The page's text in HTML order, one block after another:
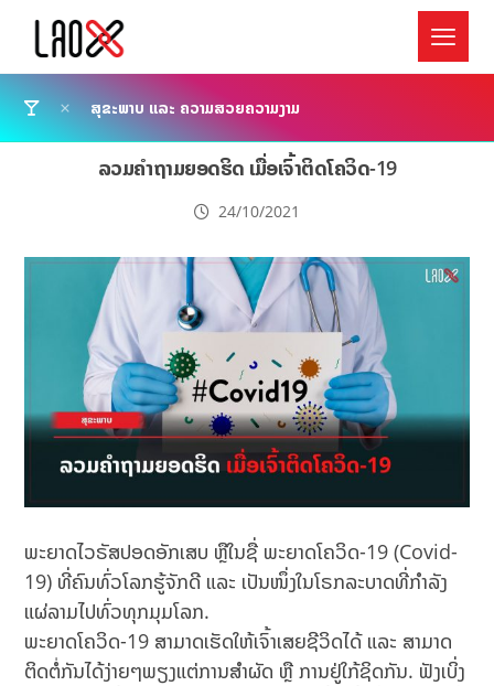
ສຸຂະພາບ ແລະ ຄວາມສວຍຄວາມງາມ
ລວມຄຳຖາມຍອດຮິດ ເມື່ອເຈົ້າຕິດໂຄວິດ-19
24/10/2021
ພະຍາດໄວຣັສປອດອັກເສບ ຫຼືໃນຊື່ ພະຍາດໂຄວິດ-19 (Covid-
19) ທີ່ຄົນທົ່ວໂລກຮູ້ຈັກດີ ແລະ ເປັນໜຶ່ງໃນໂຣກລະບາດທີ່ກຳລັງ
ແຜ່ລາມໄປທົ່ວທຸກມຸມໂລກ.
ພະຍາດໂຄວິດ-19 ສາມາດເຮັດໃຫ້ເຈົ້າເສຍຊີວິດໄດ້ ແລະ ສາມາດ
ຕິດຕໍ່ກັນໄດ້ງ່າຍໆພຽງແຕ່ການສຳຜັດ ຫຼື ການຢູ່ໃກ້ຊິດກັນ. ຟັງເບິ່ງ